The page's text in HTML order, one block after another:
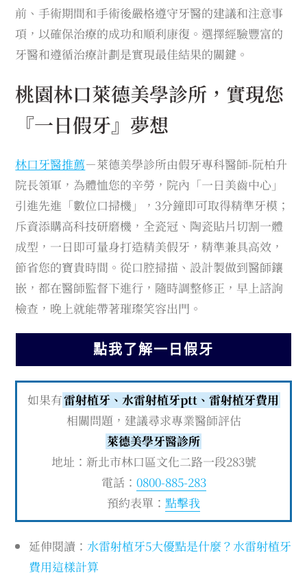
前、手術期間和手術後嚴格遵守牙醫的建議和注意事
項，以確保治療的成功和順利康復。選擇經驗豐富的
牙醫和遵循治療計劃是實現最佳結果的關鍵。
桃園林口萊德美學診所，實現您
『一日假牙』夢想
林口牙醫推薦－萊德美學診所由假牙專科醫師-阮柏升
院長領軍，為體恤您的辛勞，院內「一日美齒中心」
引進先進「數位口掃機」，3分鐘即可取得精準牙模；
斥資添購高科技研磨機，全瓷冠、陶瓷貼片切割一體
成型，一日即可量身打造精美假牙，精準兼具高效，
節省您的寶貴時間。從口腔掃描、設計製做到醫師鑲
嵌，都在醫師監督下進行，隨時調整修正，早上諮詢
檢查，晚上就能帶著璀璨笑容出門。
點我了解一日假牙
如果有雷射植牙、水雷射植牙ptt、雷射植牙費用
相關問題，建議尋求專業醫師評估
萊德美學牙醫診所
地址：新北市林口區文化二路一段283號
電話： 0800-885-283
預約表單： 點擊我
延伸閱讀： 水雷射植牙5大優點是什麼？水雷射植牙
費用這樣計算